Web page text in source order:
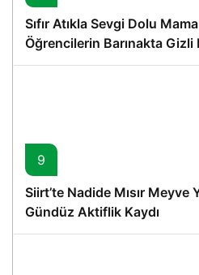
Sıfır Atıkla Sevgi Dolu
Öğrencilerin Barınakta Gizli
Proje
9
Siirt’te Nadide Mısır Meyve
Gündüz Aktiflik Kaydı